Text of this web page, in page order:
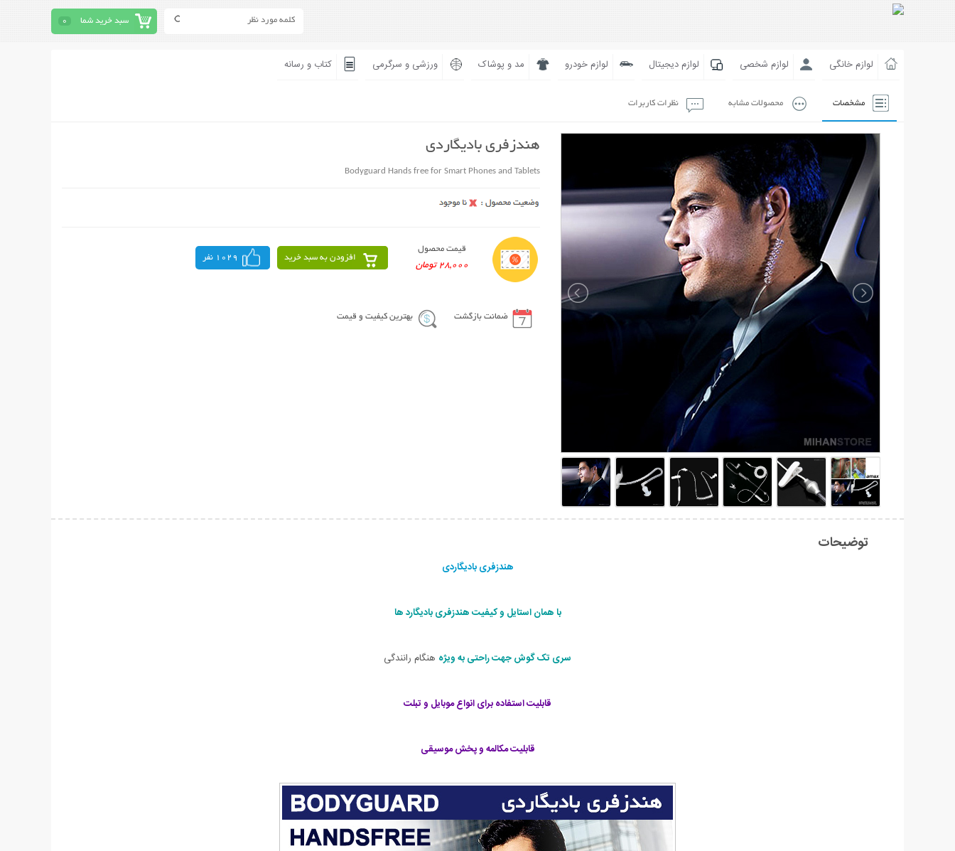
سبد خرید شما 0
لوازم خانگی لوازم شخصی لوازم دیجیتال لوازم خودرو مد و پوشاک ورزشی و سرگرمی کتاب و رسانه
مشخصات محصولات مشابه نظرات کاربرات
هندزفری بادیگاردی
Bodyguard Hands free for Smart Phones and Tablets
قیمت محصول
28,000 تومان
افزودن به سبد خرید 1029 نفر
ضمانت بازگشت بهترین کیفیت و قیمت
توضیحات
هندزفری بادیگاردی
با همان استایل و کیفیت هندزفری بادیگارد ها
سری تک گوش جهت راحتیبه ویژه هنگام رانندگی
قابلیت استفاده برای انواع موبایل و تبلت
قابلیت مکالمه و پخش موسیقی